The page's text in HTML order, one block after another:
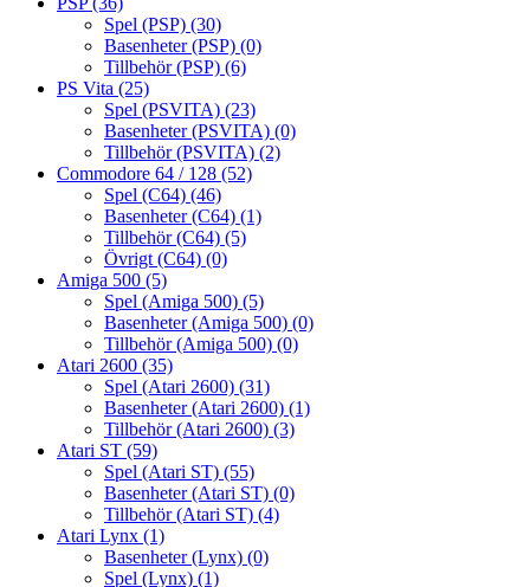
Spel (PSP) (30)
Basenheter (PSP) (0)
Tillbehör (PSP) (6)
PS Vita (25)
Spel (PSVITA) (23)
Basenheter (PSVITA) (0)
Tillbehör (PSVITA) (2)
Commodore 64 / 128 (52)
Spel (C64) (46)
Basenheter (C64) (1)
Tillbehör (C64) (5)
Övrigt (C64) (0)
Amiga 500 (5)
Spel (Amiga 500) (5)
Basenheter (Amiga 500) (0)
Tillbehör (Amiga 500) (0)
Atari 2600 (35)
Spel (Atari 2600) (31)
Basenheter (Atari 2600) (1)
Tillbehör (Atari 2600) (3)
Atari ST (59)
Spel (Atari ST) (55)
Basenheter (Atari ST) (0)
Tillbehör (Atari ST) (4)
Atari Lynx (1)
Basenheter (Lynx) (0)
Spel (Lynx) (1)